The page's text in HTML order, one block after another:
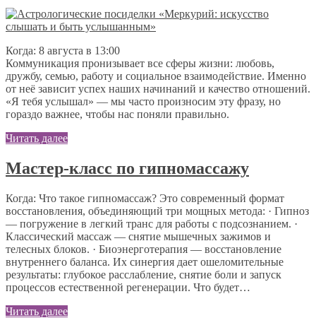
Когда: 8 августа в 13:00
Коммуникация пронизывает все сферы жизни: любовь,
дружбу, семью, работу и социальное взаимодействие. Именно
от неё зависит успех наших начинаний и качество отношений.
«Я тебя услышал» — мы часто произносим эту фразу, но
гораздо важнее, чтобы нас поняли правильно.
Читать далее
Мастер-класс по гипномассажу
Когда: Что такое гипномассаж? Это современный формат
восстановления, объединяющий три мощных метода: · Гипноз
— погружение в легкий транс для работы с подсознанием. ·
Классический массаж — снятие мышечных зажимов и
телесных блоков. · Биоэнерготерапия — восстановление
внутреннего баланса. Их синергия дает ошеломительные
результаты: глубокое расслабление, снятие боли и запуск
процессов естественной регенерации. Что будет…
Читать далее